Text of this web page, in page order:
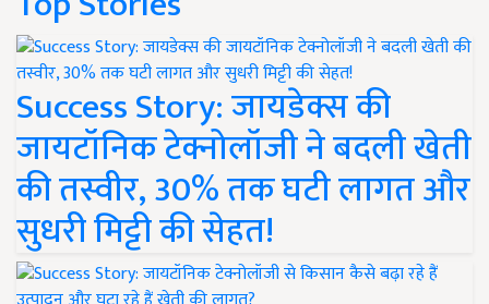
Success Story: जायडेक्स की
जायटॉनिक टेक्नोलॉजी ने बदली खेती
की तस्वीर, 30% तक घटी लागत और
सुधरी मिट्टी की सेहत!